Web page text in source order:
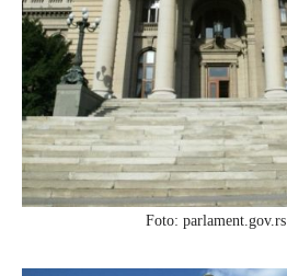
Foto: parlament.gov.rs